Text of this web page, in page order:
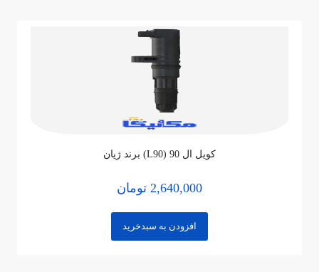
نظر خود را ثبت نمایید. نظر شما پس از تایید مدیر سایت، به نمایش
کویل ال 90 (L90) برند ژیان
2,640,000 تومان
افزودن به سبدخرید